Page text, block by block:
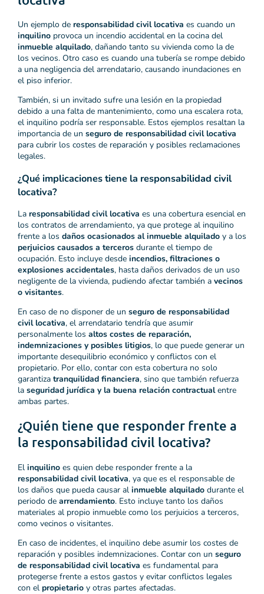
Un ejemplo de responsabilidad civil locativa es cuando un
inquilino provoca un incendio accidental en la cocina del
inmueble alquilado, dañando tanto su vivienda como la de
los vecinos. Otro caso es cuando una tubería se rompe debido
a una negligencia del arrendatario, causando inundaciones en
el piso inferior.
También, si un invitado sufre una lesión en la propiedad
debido a una falta de mantenimiento, como una escalera rota,
el inquilino podría ser responsable. Estos ejemplos resaltan la
importancia de un seguro de responsabilidad civil locativa
para cubrir los costes de reparación y posibles reclamaciones
legales.
¿Qué implicaciones tiene la responsabilidad civil
locativa?
La responsabilidad civil locativa es una cobertura esencial en
los contratos de arrendamiento, ya que protege al inquilino
frente a los daños ocasionados al inmueble alquilado y a los
perjuicios causados a terceros durante el tiempo de
ocupación. Esto incluye desde incendios, filtraciones o
explosiones accidentales, hasta daños derivados de un uso
negligente de la vivienda, pudiendo afectar también a vecinos
o visitantes.
En caso de no disponer de un seguro de responsabilidad
civil locativa, el arrendatario tendría que asumir
personalmente los altos costes de reparación,
indemnizaciones y posibles litigios, lo que puede generar un
importante desequilibrio económico y conflictos con el
propietario. Por ello, contar con esta cobertura no solo
garantiza tranquilidad financiera, sino que también refuerza
la seguridad jurídica y la buena relación contractualentre
ambas partes.
¿Quién tiene que responder frente a
la responsabilidad civil locativa?
El inquilino es quien debe responder frente a la
responsabilidad civil locativa, ya que es el responsable de
los daños que pueda causar al inmueble alquilado durante el
periodo de arrendamiento. Esto incluye tanto los daños
materiales al propio inmueble como los perjuicios a terceros,
como vecinos o visitantes.
En caso de incidentes, el inquilino debe asumir los costes de
reparación y posibles indemnizaciones. Contar con un seguro
de responsabilidad civil locativa es fundamental para
protegerse frente a estos gastos y evitar conflictos legales
con el propietario y otras partes afectadas.